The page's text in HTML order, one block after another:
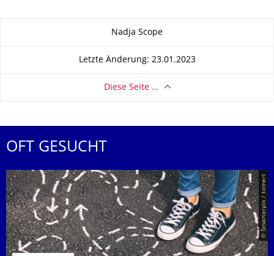
Nadja Scope
Letzte Änderung: 23.01.2023
Diese Seite …
OFT GESUCHT
© Smarterpix / tomert